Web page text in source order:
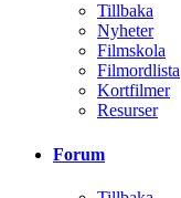
Tillbaka
Nyheter
Filmskola
Filmordlista
Kortfilmer
Resurser
Forum